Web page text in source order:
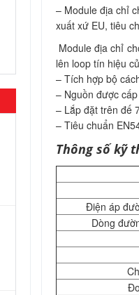
– Module địa chỉ
xuất xứ EU, tiêu
Module địa chỉ
lên loop tín hiệu
– Tích hợp bộ
– Nguồn được
– Lắp đặt trên đế
– Tiêu chuẩn
Thông số kỹ
Điện áp
Dòng